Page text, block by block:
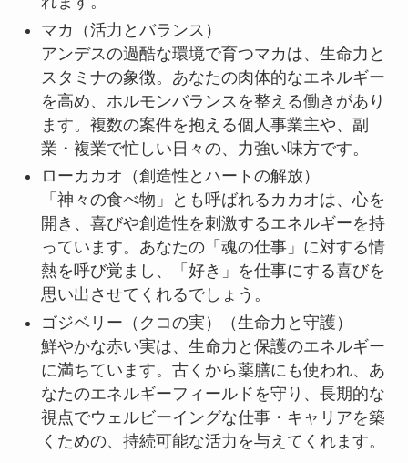
マカ（活力とバランス）
アンデスの過酷な環境で育つマカは、生命力と
スタミナの象徴。あなたの肉体的なエネルギー
を高め、ホルモンバランスを整える働きがあり
ます。複数の案件を抱える個人事業主や、副
業・複業で忙しい日々の、力強い味方です。
ローカカオ（創造性とハートの解放）
「神々の食べ物」とも呼ばれるカカオは、心を
開き、喜びや創造性を刺激するエネルギーを持
っています。あなたの「魂の仕事」に対する情
熱を呼び覚まし、「好き」を仕事にする喜びを
思い出させてくれるでしょう。
ゴジベリー（クコの実）（生命力と守護）
鮮やかな赤い実は、生命力と保護のエネルギー
に満ちています。古くから薬膳にも使われ、あ
なたのエネルギーフィールドを守り、長期的な
視点でウェルビーイングな仕事・キャリアを築
くための、持続可能な活力を与えてくれます。